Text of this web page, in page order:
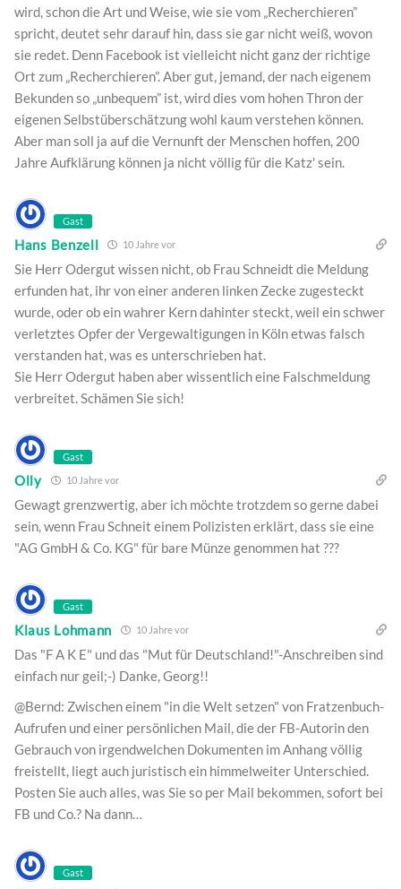
wird, schon die Art und Weise, wie sie vom „Recherchieren”
spricht, deutet sehr darauf hin, dass sie gar nicht weiß, wovon
sie redet. Denn Facebook ist vielleicht nicht ganz der richtige
Ort zum „Recherchieren”. Aber gut, jemand, der nach eigenem
Bekunden so „unbequem” ist, wird dies vom hohen Thron der
eigenen Selbstüberschätzung wohl kaum verstehen können.
Aber man soll ja auf die Vernunft der Menschen hoffen, 200
Jahre Aufklärung können ja nicht völlig für die Katz' sein.
Gast
Hans Benzell 10 Jahre vor
Sie Herr Odergut wissen nicht, ob Frau Schneidt die Meldung
erfunden hat, ihr von einer anderen linken Zecke zugesteckt
wurde, oder ob ein wahrer Kern dahinter steckt, weil ein schwer
verletztes Opfer der Vergewaltigungen in Köln etwas falsch
verstanden hat, was es unterschrieben hat.
Sie Herr Odergut haben aber wissentlich eine Falschmeldung
verbreitet. Schämen Sie sich!
Gast
Olly 10 Jahre vor
Gewagt grenzwertig, aber ich möchte trotzdem so gerne dabei
sein, wenn Frau Schneit einem Polizisten erklärt, dass sie eine
"AG GmbH & Co. KG" für bare Münze genommen hat ???
Gast
Klaus Lohmann 10 Jahre vor
Das "F A K E" und das "Mut für Deutschland!"-Anschreiben sind
einfach nur geil;-) Danke, Georg!!
@Bernd: Zwischen einem "in die Welt setzen" von Fratzenbuch-
Aufrufen und einer persönlichen Mail, die der FB-Autorin den
Gebrauch von irgendwelchen Dokumenten im Anhang völlig
freistellt, liegt auch juristisch ein himmelweiter Unterschied.
Posten Sie auch alles, was Sie so per Mail bekommen, sofort bei
FB und Co.? Na dann…
Gast